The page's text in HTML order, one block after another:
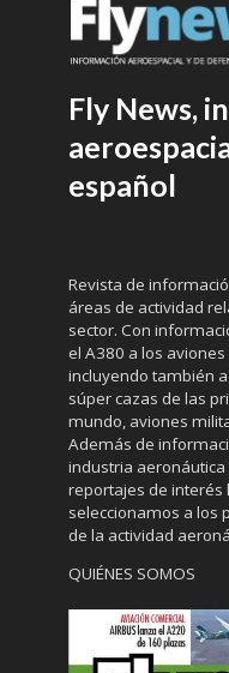
Fly News,
español
Revista de
áreas de actividad
sector. Con
el A380 a los
incluyendo también
súper cazas de las
mundo, aviones
Además de
industria
reportajes de interés
seleccionamos a los
de la actividad
QUIÉNES SOMOS